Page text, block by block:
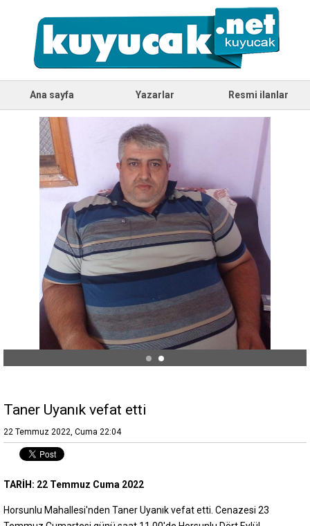
Ana sayfa Yazarlar Resmi ilanlar
Taner Uyanık vefat etti
22 Temmuz 2022, Cuma 22:04
TARİH: 22 Temmuz Cuma 2022
Horsunlu Mahallesi'nden Taner Uyanık vefat etti. Cenazesi 23